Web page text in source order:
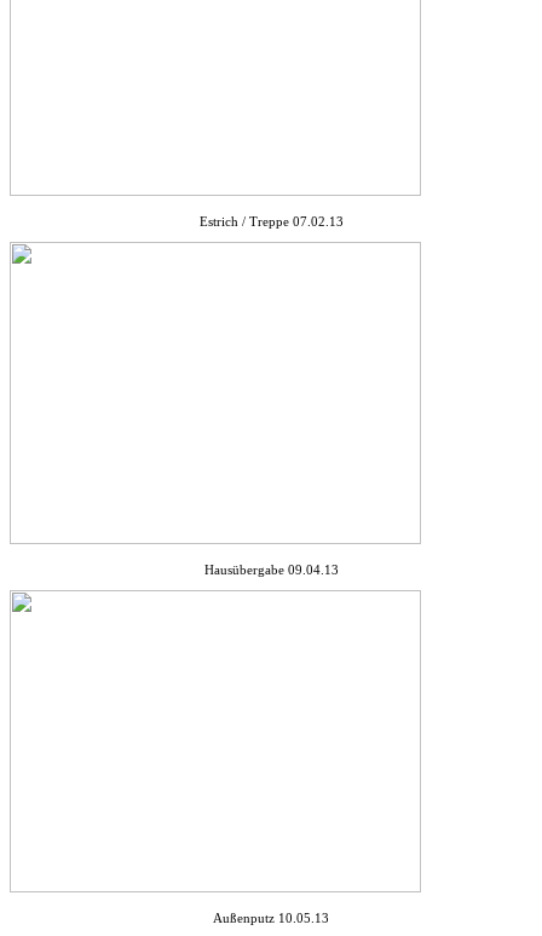
Estrich / Treppe 07.02.13
Hausübergabe 09.04.13
Außenputz 10.05.13